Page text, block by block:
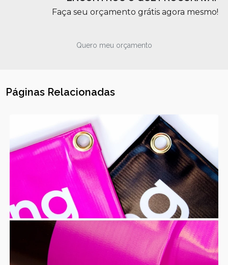
Faça seu orçamento grátis agora mesmo!
Quero meu orçamento
Páginas Relacionadas